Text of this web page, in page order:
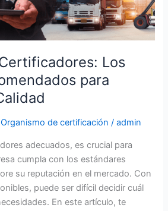
Los
para
Organismo de certificación /admin
adecuados, es crucial para
cumpla con los estándares
su reputación en el mercado. Con
puede ser difícil decidir cuál
En este artículo, te